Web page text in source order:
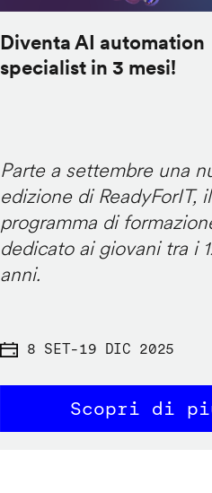
Diventa AI automation
specialist in 3 mesi!
Parte a settembre una
edizione di ReadyForIT, il
programma di
dedicato ai giovani tra i
anni.
8 SET-19 DIC 2025
Scopri di